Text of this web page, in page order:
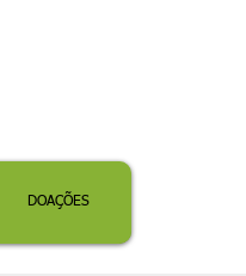
DOAÇÕES